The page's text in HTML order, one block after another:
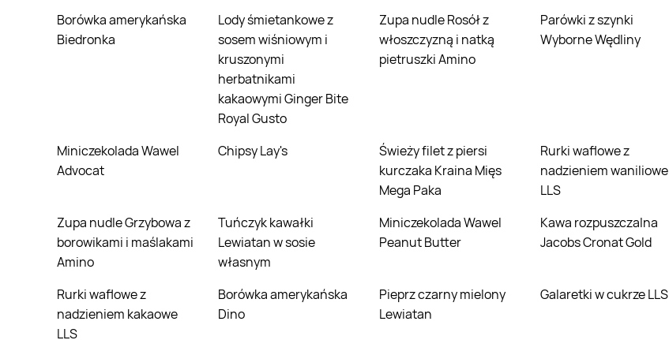
Borówka amerykańska
Biedronka
Lody śmietankowe z
sosem wiśniowym i
kruszonymi
herbatnikami
kakaowymi Ginger Bite
Royal Gusto
Zupa nudle Rosół z
włoszczyzną i natką
pietruszki Amino
Parówki z szynki
Wyborne Wędliny
Miniczekolada Wawel
Advocat
Chipsy Lay's
Świeży filet z piersi
kurczaka Kraina Mięs
Mega Paka
Rurki waflowe z
nadzieniem waniliowe
LLS
Zupa nudle Grzybowa z
borowikami i maślakami
Amino
Tuńczyk kawałki
Lewiatan w sosie
własnym
Miniczekolada Wawel
Peanut Butter
Kawa rozpuszczalna
Jacobs Cronat Gold
Rurki waflowe z
nadzieniem kakaowe
LLS
Borówka amerykańska
Dino
Pieprz czarny mielony
Lewiatan
Galaretki w cukrze LLS